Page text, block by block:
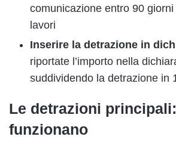
comunicazione entro 90
lavori
Inserire la detrazione in
riportate l’importo nella
suddividendo la detrazione in
Le detrazioni
funzionano